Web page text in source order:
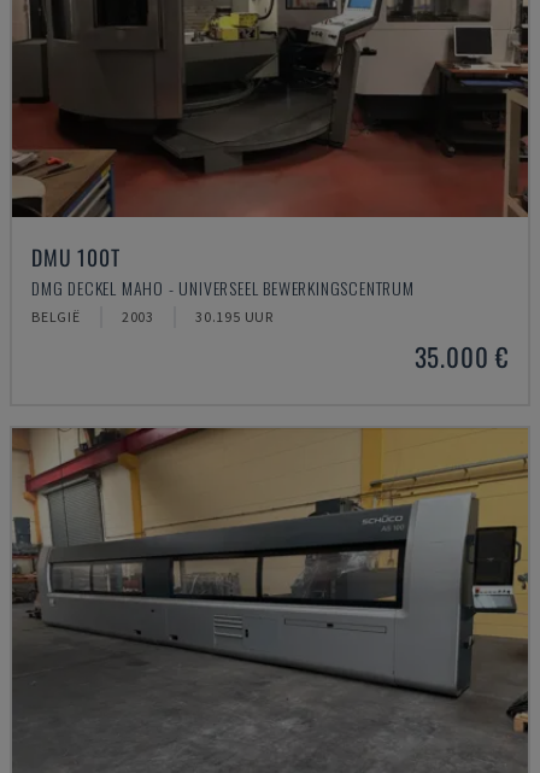
DMU 100T
DMG DECKEL MAHO - UNIVERSEEL BEWERKINGSCENTRUM
BELGIË 2003 30.195 UUR
35.000 €